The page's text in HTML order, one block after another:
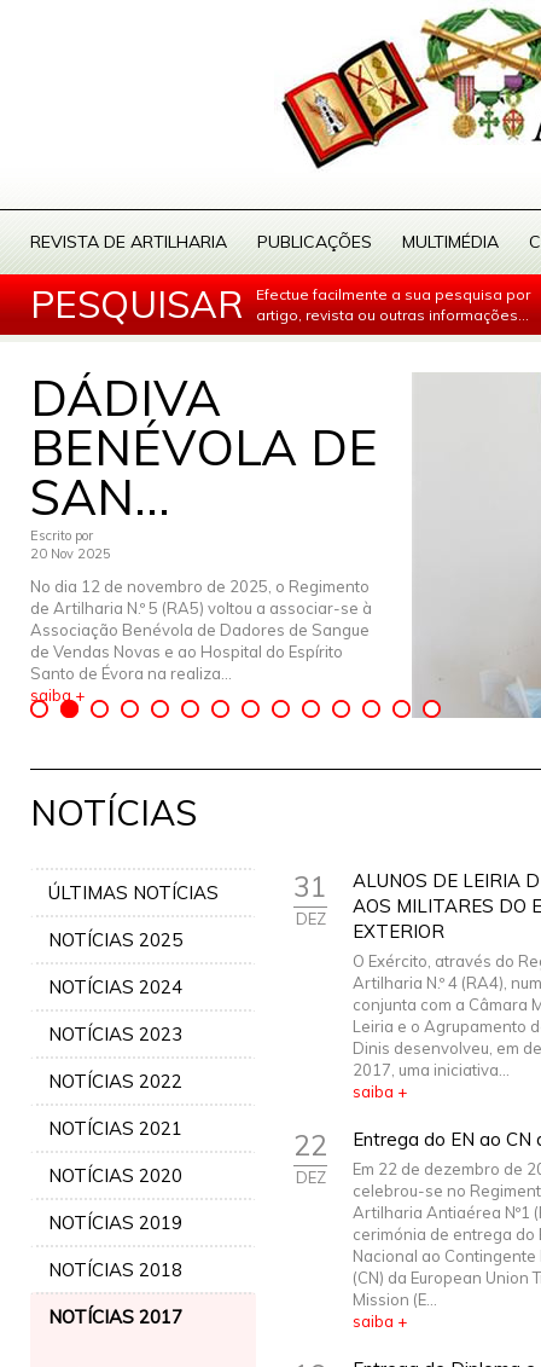
REVISTA DE ARTILHARIA PUBLICAÇÕES MULTIMÉDIA
PESQUISAR
Efectue facilmente a sua pesquisa por
artigo, revista ou outras informações...
DÁDIVA
BENÉVOLA DE
SAN...
Escrito por
20 Nov 2025
No dia 12 de novembro de 2025, o Regimento
de Artilharia N.º 5 (RA5) voltou a associar-se à
Associação Benévola de Dadores de Sangue
de Vendas Novas e ao Hospital do Espírito
Santo de Évora na realiza...
saiba +
NOTÍCIAS
ÚLTIMAS NOTÍCIAS
NOTÍCIAS 2025
NOTÍCIAS 2024
NOTÍCIAS 2023
NOTÍCIAS 2022
NOTÍCIAS 2021
NOTÍCIAS 2020
NOTÍCIAS 2019
NOTÍCIAS 2018
NOTÍCIAS 2017
31
DEZ
ALUNOS DE LEIRIA
AOS MILITARES DO
EXTERIOR
O Exército, através do
Artilharia N.º 4 (RA4),
conjunta com a Câmara
Leiria e o Agrupamento
Dinis desenvolveu, em
2017, uma iniciativa...
saiba +
22
DEZ
Entrega do EN ao CN
Em 22 de dezembro de
celebrou-se no
Artilharia Antiaérea Nº1
cerimónia de entrega do
Nacional ao Contingente
(CN) da European Union
Mission (E...
saiba +